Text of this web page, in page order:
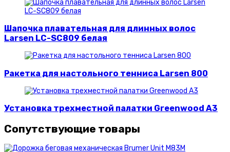
Шапочка плавательная для длинных волос
Larsen LC-SC809 белая
Ракетка для настольного тенниса Larsen 800
Установка трехместной палатки Greenwood A3
Сопутствующие товары